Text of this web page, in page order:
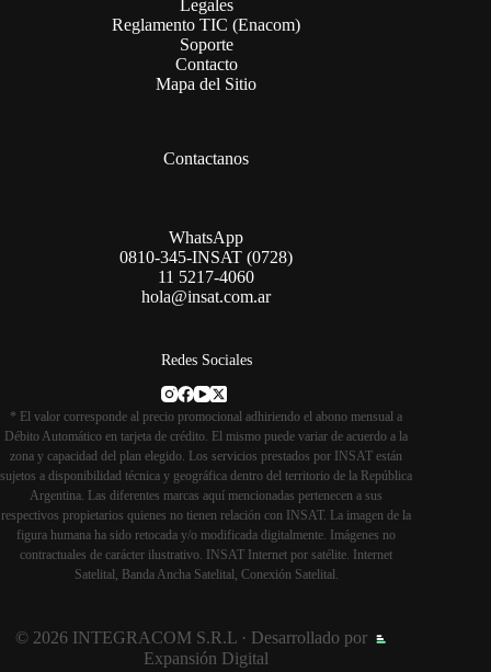
Legales
Reglamento TIC (Enacom)
Soporte
Contacto
Mapa del Sitio
Contactanos
WhatsApp
0810-345-INSAT (0728)
11 5217-4060
hola@insat.com.ar
Redes Sociales
* El valor corresponde al precio promocional adhiriendo el abono mensual a
Débito Automático en tarjeta de crédito. El mismo puede variar de acuerdo a la
zona y capacidad del plan elegido. Los servicios prestados por INSAT están
sujetos a disponibilidad técnica y geográfica dentro del territorio de la República
Argentina. Las diferentes marcas aquí mencionadas pertenecen a sus
respectivos propietarios quienes no tienen relación con INSAT. La imagen de la
figura humana ha sido retocada y/o modificada digitalmente. Imágenes no
contractuales de carácter ilustrativo. INSAT Internet por satélite. Internet
Satelital, Banda Ancha Satelital, Conexión Satelital.
© 2026 INTEGRACOM S.R.L · Desarrollado por
Expansión Digital